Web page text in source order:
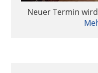
Neuer Termin